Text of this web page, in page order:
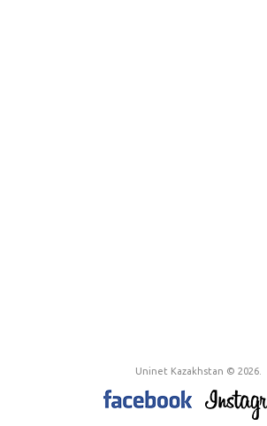
Uninet Kazakhstan © 2026.